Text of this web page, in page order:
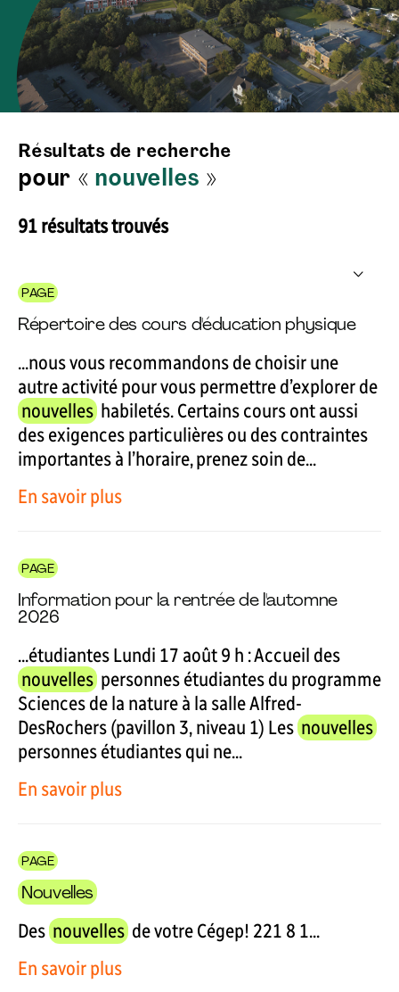
Résultats de recherche
pour « nouvelles »
91 résultats trouvés
PAGE
Répertoire des cours d'éducation physique
...nous vous recommandons de choisir une
autre activité pour vous permettre d’explorer de
nouvelles habiletés. Certains cours ont aussi
des exigences particulières ou des contraintes
importantes à l’horaire, prenez soin de...
En savoir plus
PAGE
Information pour la rentrée de l'automne
2026
...étudiantes Lundi 17 août 9 h : Accueil des
nouvelles personnes étudiantes du programme
Sciences de la nature à la salle Alfred-
DesRochers (pavillon 3, niveau 1) Les nouvelles
personnes étudiantes qui ne...
En savoir plus
PAGE
Nouvelles
Des nouvelles de votre Cégep! 221 8 1...
En savoir plus